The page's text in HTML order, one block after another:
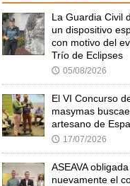
La Guardia Civil
un dispositivo
con motivo del
Trío de Eclipses
🕔 05/08/2026
El VI Concurso
masymas
artesano de
🕔 17/07/2026
ASEAVA
nuevamente el